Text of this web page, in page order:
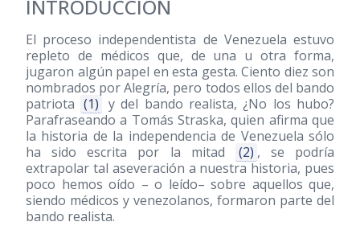
INTRODUCCIÓN
El proceso independentista de Venezuela estuvo
repleto de médicos que, de una u otra forma,
jugaron algún papel en esta gesta. Ciento diez son
nombrados por Alegría, pero todos ellos del bando
patriota (1) y del bando realista, ¿No los hubo?
Parafraseando a Tomás Straska, quien afirma que
la historia de la independencia de Venezuela sólo
ha sido escrita por la mitad
(2) , se podría
extrapolar tal aseveración a nuestra historia, pues
poco hemos oído – o leído– sobre aquellos que,
siendo médicos y venezolanos, formaron parte del
bando realista.